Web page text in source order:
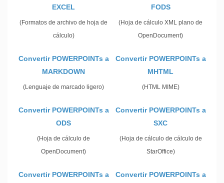
EXCEL
(Formatos de archivo de hoja de
cálculo)
FODS
(Hoja de cálculo XML plano de
OpenDocument)
Convertir POWERPOINTs a
MARKDOWN
(Lenguaje de marcado ligero)
Convertir POWERPOINTs a
MHTML
(HTML MIME)
Convertir POWERPOINTs a
ODS
(Hoja de cálculo de
OpenDocument)
Convertir POWERPOINTs a
SXC
(Hoja de cálculo de cálculo de
StarOffice)
Convertir POWERPOINTs a
Convertir POWERPOINTs a